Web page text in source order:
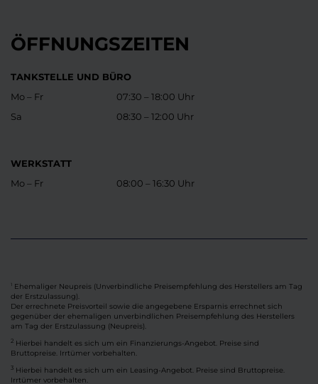
ÖFFNUNGSZEITEN
TANKSTELLE UND BÜRO
Mo – Fr
Sa
07:30 – 18:00 Uhr
08:30 – 12:00 Uhr
WERKSTATT
Mo – Fr
08:00 – 16:30 Uhr
Ehemaliger Neupreis (Unverbindliche Preisempfehlung des Herstellers am Tag
der Erstzulassung).
Der errechnete Preisvorteil sowie die angegebene Ersparnis errechnet sich
gegenüber der ehemaligen unverbindlichen Preisempfehlung des Herstellers
am Tag der Erstzulassung (Neupreis).
2 Hierbei handelt es sich um ein Finanzierungs-Angebot. Preise sind
Bruttopreise. Irrtümer vorbehalten.
3 Hierbei handelt es sich um ein Leasing-Angebot. Preise sind Bruttopreise.
Irrtümer vorbehalten.